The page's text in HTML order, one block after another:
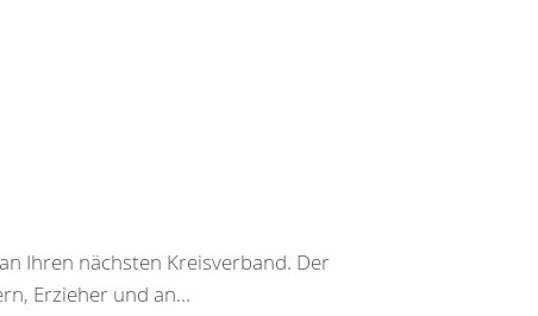
Ihren nächsten Kreisverband. Der
Erzieher und an...